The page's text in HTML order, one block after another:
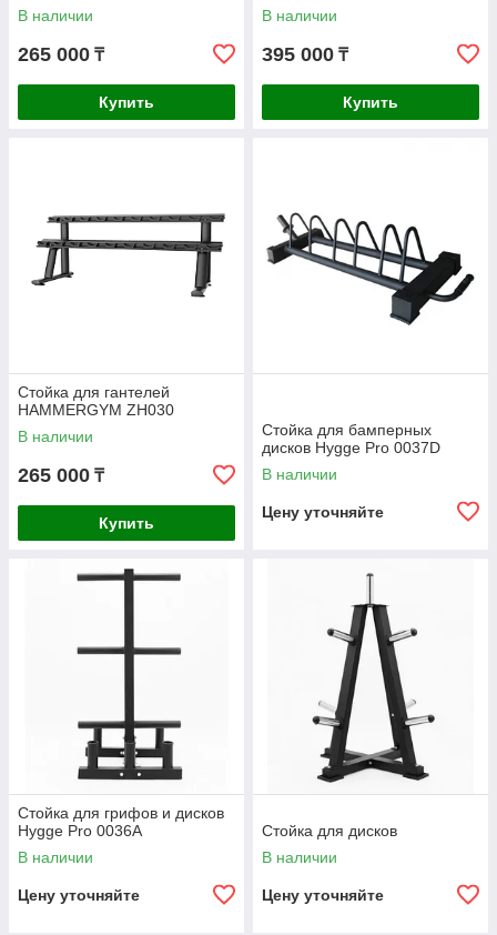
В наличии
265 000 ₸
Купить
В наличии
395 000 ₸
Купить
Стойка для гантелей
HAMMERGYM ZH030
В наличии
265 000 ₸
Купить
Стойка для бамперных
дисков Hygge Pro 0037D
В наличии
Цену уточняйте
Стойка для грифов и дисков
Hygge Pro 0036A
В наличии
Цену уточняйте
Стойка для дисков
В наличии
Цену уточняйте